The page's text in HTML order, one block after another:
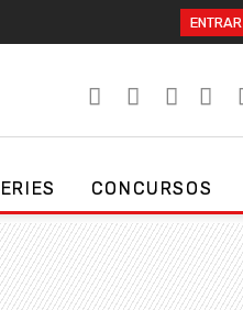
ENTRAR
CONCURSOS